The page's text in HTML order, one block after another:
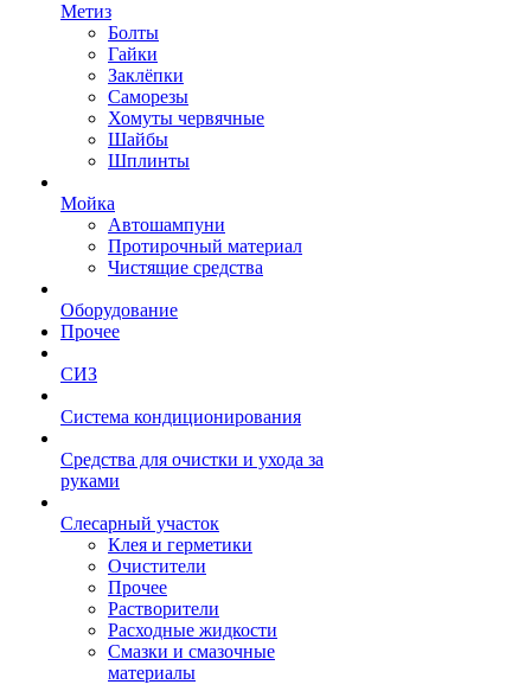
Метиз
Болты
Гайки
Заклёпки
Саморезы
Хомуты червячные
Шайбы
Шплинты
Мойка
Автошампуни
Протирочный материал
Чистящие средства
Оборудование
Прочее
СИЗ
Система кондиционирования
Средства для очистки и ухода за
руками
Слесарный участок
Клея и герметики
Очистители
Прочее
Растворители
Расходные жидкости
Смазки и смазочные
материалы